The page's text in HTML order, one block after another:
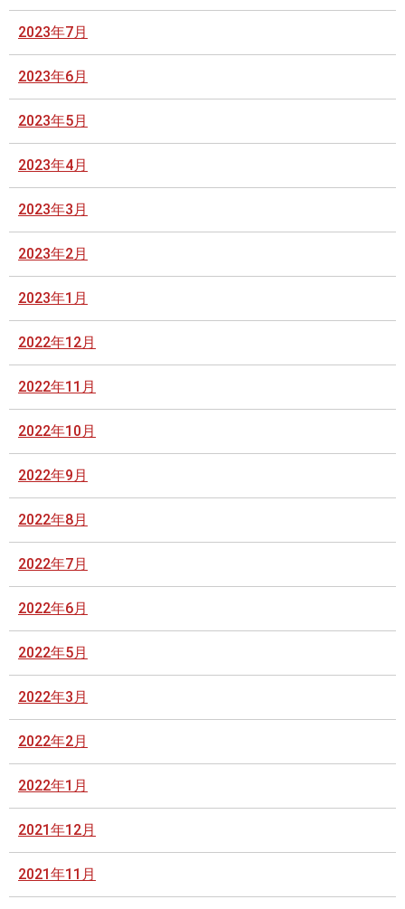
2023年7月
2023年6月
2023年5月
2023年4月
2023年3月
2023年2月
2023年1月
2022年12月
2022年11月
2022年10月
2022年9月
2022年8月
2022年7月
2022年6月
2022年5月
2022年3月
2022年2月
2022年1月
2021年12月
2021年11月